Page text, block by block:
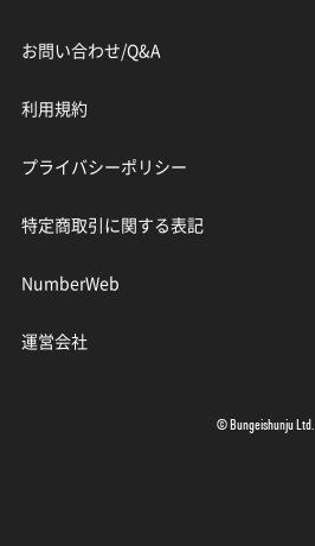
お問い合わせ/Q&A
利用規約
プライバシーポリシー
特定商取引に関する表記
NumberWeb
運営会社
© Bungeishunju Ltd.